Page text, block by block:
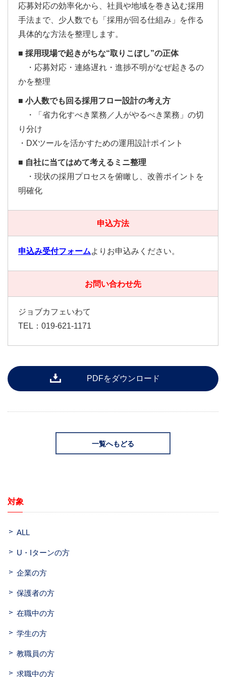
応募対応の効率化から、社員や地域を巻き込む採用
手法まで、少人数でも「採用が回る仕組み」を作る
具体的な方法を整理します。
■ 採用現場で起きがちな“取りこぼし”の正体
・応募対応・連絡遅れ・進捗不明がなぜ起きるの
かを整理
■ 小人数でも回る採用フロー設計の考え方
・「省力化すべき業務／人がやるべき業務」の切
り分け
・DXツールを活かすための運用設計ポイント
■ 自社に当てはめて考えるミニ整理
・現状の採用プロセスを俯瞰し、改善ポイントを
明確化
申込方法
申込み受付フォームよりお申込みください。
お問い合わせ先
ジョブカフェいわて
TEL：019-621-1171
PDFをダウンロード
一覧へもどる
対象
ALL
U・Iターンの方
企業の方
保護者の方
在職中の方
学生の方
教職員の方
求職中の方